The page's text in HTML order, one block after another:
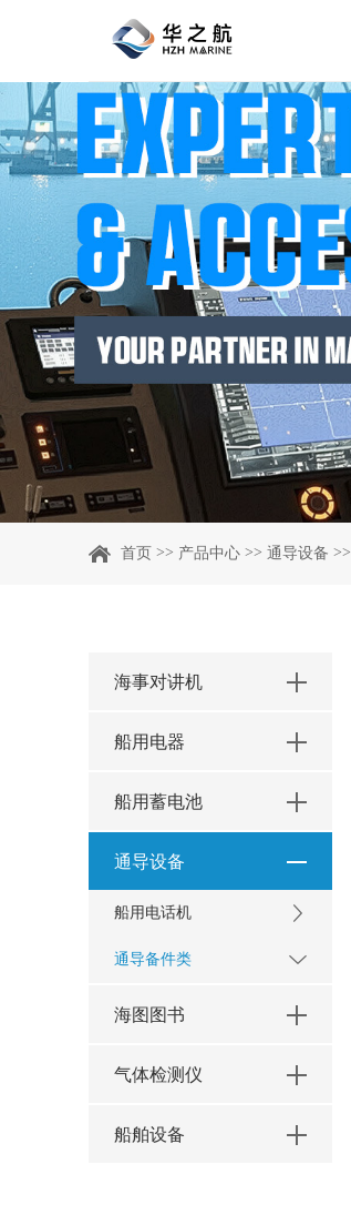
首页 >> 产品中心 >> 通导设备 >>
海事对讲机
船用电器
船用蓄电池
通导设备
船用电话机
通导备件类
海图图书
气体检测仪
船舶设备